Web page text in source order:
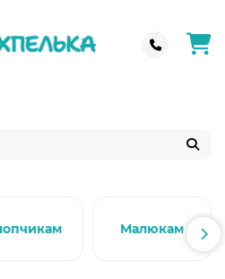
Малюкам